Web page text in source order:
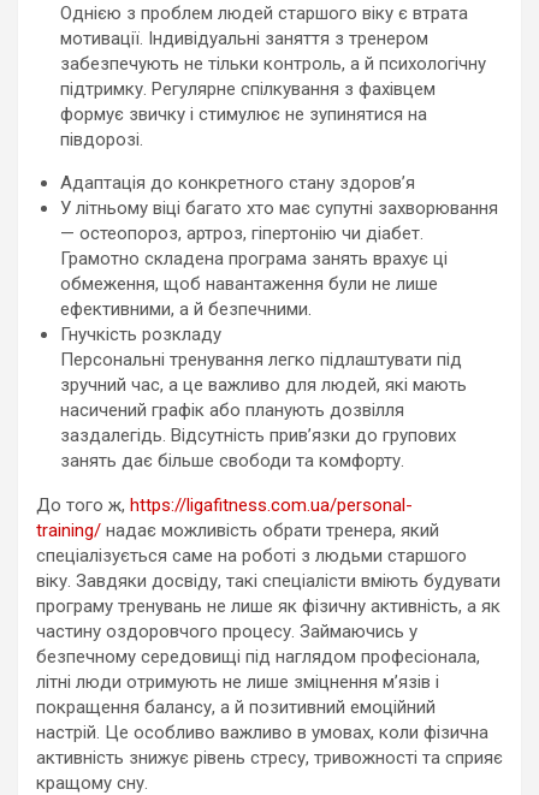
Однією з проблем людей старшого віку є втрата
мотивації. Індивідуальні заняття з тренером
забезпечують не тільки контроль, а й психологічну
підтримку. Регулярне спілкування з фахівцем
формує звичку і стимулює не зупинятися на
півдорозі.
Адаптація до конкретного стану здоров’я
У літньому віці багато хто має супутні захворювання
— остеопороз, артроз, гіпертонію чи діабет.
Грамотно складена програма занять врахує ці
обмеження, щоб навантаження були не лише
ефективними, а й безпечними.
Гнучкість розкладу
Персональні тренування легко підлаштувати під
зручний час, а це важливо для людей, які мають
насичений графік або планують дозвілля
заздалегідь. Відсутність прив’язки до групових
занять дає більше свободи та комфорту.
До того ж, https://ligafitness.com.ua/personal-
training/ надає можливість обрати тренера, який
спеціалізується саме на роботі з людьми старшого
віку. Завдяки досвіду, такі спеціалісти вміють будувати
програму тренувань не лише як фізичну активність, а як
частину оздоровчого процесу. Займаючись у
безпечному середовищі під наглядом професіонала,
літні люди отримують не лише зміцнення м’язів і
покращення балансу, а й позитивний емоційний
настрій. Це особливо важливо в умовах, коли фізична
активність знижує рівень стресу, тривожності та сприяє
кращому сну.